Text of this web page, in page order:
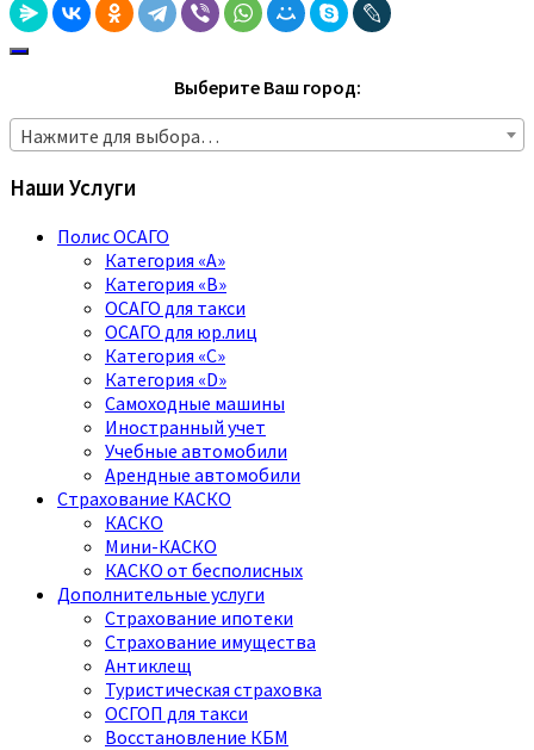
Выберите Ваш город:
Нажмите для выбора…
Наши Услуги
Полис ОСАГО
Категория «A»
Категория «B»
ОСАГО для такси
ОСАГО для юр.лиц
Категория «C»
Категория «D»
Самоходные машины
Иностранный учет
Учебные автомобили
Арендные автомобили
Страхование КАСКО
КАСКО
Мини-КАСКО
КАСКО от бесполисных
Дополнительные услуги
Страхование ипотеки
Страхование имущества
Антиклещ
Туристическая страховка
ОСГОП для такси
Восстановление КБМ